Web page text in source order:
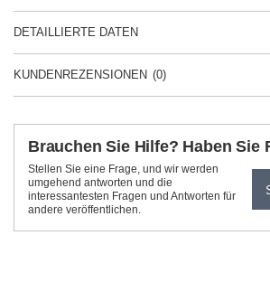
DETAILLIERTE DATEN
KUNDENREZENSIONEN (0)
Brauchen Sie Hilfe? Haben Sie
Stellen Sie eine Frage, und wir werden
umgehend antworten und die
interessantesten Fragen und Antworten für
andere veröffentlichen.